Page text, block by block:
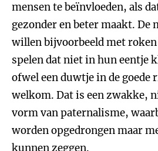
mensen te beïnvloeden, als
gezonder en beter maakt. De
willen bijvoorbeeld met
spelen dat niet in hun eentje
ofwel een duwtje in de goede
welkom. Dat is een zwakke,
vorm van paternalisme,
worden opgedrongen maar
kunnen zeggen.